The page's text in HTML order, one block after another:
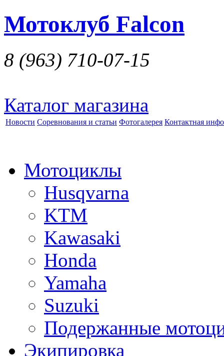
Мотоклуб Falcon
8 (963) 710-07-15
Каталог магазина
Новости Соревнования и статьи Фотогалерея Контактная
Мотоциклы
Husqvarna
KTM
Kawasaki
Honda
Yamaha
Suzuki
Подержанные
Экипировка